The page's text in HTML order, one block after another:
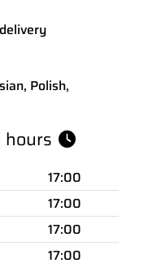
Polish,
hours
17:00
17:00
17:00
17:00